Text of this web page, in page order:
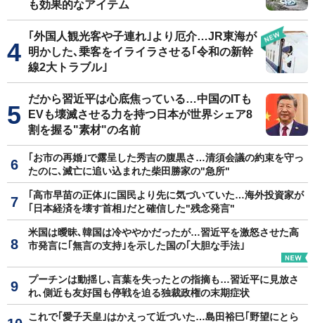
も効果的なアイテム
｢外国人観光客や子連れ｣より厄介…JR東海が
明かした､乗客をイライラさせる｢令和の新幹
線2大トラブル｣
だから習近平は心底焦っている…中国のITも
EVも壊滅させる力を持つ日本が世界シェア8
割を握る"素材"の名前
｢お市の再婚｣で露呈した秀吉の腹黒さ…清須会議の約束を守っ
たのに､滅亡に追い込まれた柴田勝家の"急所"
｢高市早苗の正体｣に国民より先に気づいていた…海外投資家が
｢日本経済を壊す首相｣だと確信した"残念発言"
米国は曖昧､韓国は冷ややかだったが…習近平を激怒させた高
市発言に｢無言の支持｣を示した国の｢大胆な手法｣
プーチンは動揺し､言葉を失ったとの指摘も…習近平に見放さ
れ､側近も友好国も停戦を迫る独裁政権の末期症状
これで｢愛子天皇｣はかえって近づいた…島田裕巳｢野望にとら